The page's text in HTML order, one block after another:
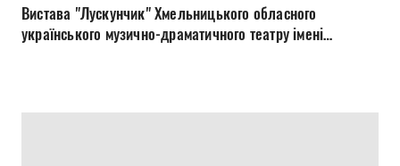
Вистава "Лускунчик" Хмельницького обласного
українського музично-драматичного театру імені